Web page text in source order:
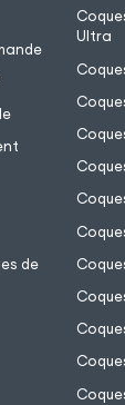
de
Ultra